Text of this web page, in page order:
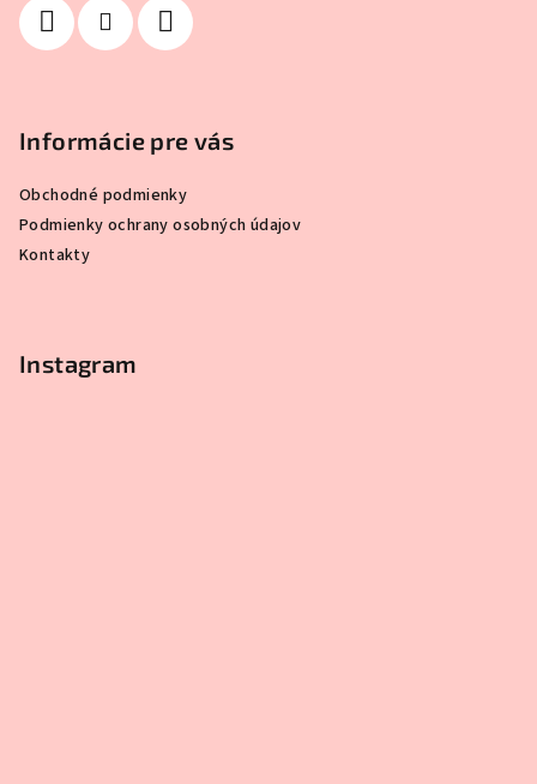
Informácie pre vás
Obchodné podmienky
Podmienky ochrany osobných údajov
Kontakty
Instagram